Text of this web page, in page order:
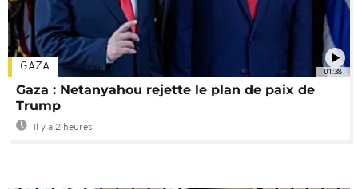
01:38
GAZA
Gaza : Netanyahou rejette le plan de paix de
Trump
Il y a 2 heures